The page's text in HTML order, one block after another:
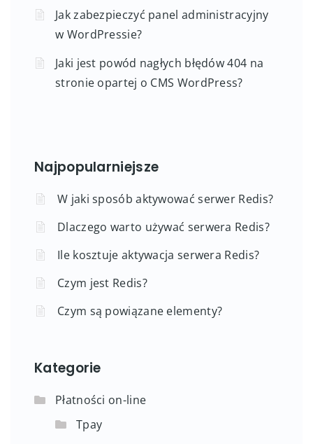
Jak zabezpieczyć panel administracyjny
w WordPressie?
Jaki jest powód nagłych błędów 404 na
stronie opartej o CMS WordPress?
Najpopularniejsze
W jaki sposób aktywować serwer Redis?
Dlaczego warto używać serwera Redis?
Ile kosztuje aktywacja serwera Redis?
Czym jest Redis?
Czym są powiązane elementy?
Kategorie
Płatności on-line
Tpay